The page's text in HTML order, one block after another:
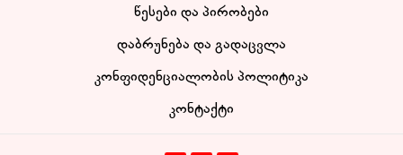
წესები და პირობები
დაბრუნება და გადაცვლა
კონფიდენციალობის პოლიტიკა
კონტაქტი